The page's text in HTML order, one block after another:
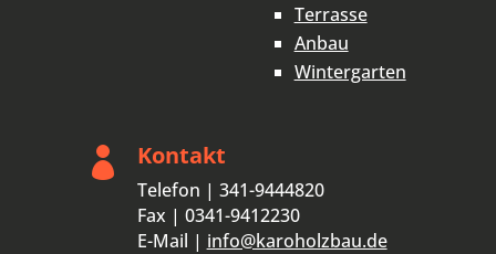
Terrasse
Anbau
Wintergarten
 Kontakt
Telefon | 341-9444820
Fax | 0341-9412230
E-Mail | info@karoholzbau.de